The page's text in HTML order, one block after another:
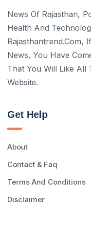
News Of Rajasthan,
Health And
Rajasthantrend.com,
News, You Have
That You Will Like All
Website.
Get Help
About
Contact & Faq
Terms And Conditions
Disclaimer